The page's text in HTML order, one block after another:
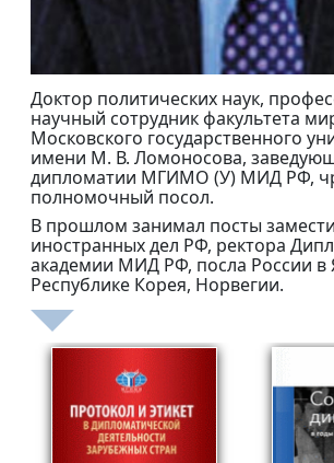
Доктор политических наук,
научный сотрудник факультета
Московского государственного
имени М. В. Ломоносова,
дипломатии МГИМО (У) МИД РФ,
полномочный посол.
В прошлом занимал посты
иностранных дел РФ, ректора
академии МИД РФ, посла России в
Республике Корея, Норвегии.